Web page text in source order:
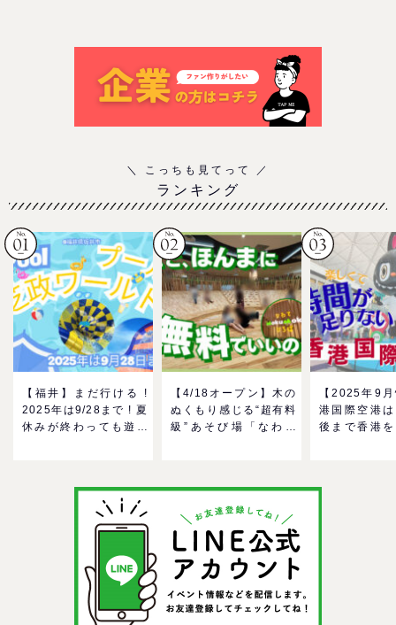
ランキング
【福井】まだ行ける !
2025年は9/28まで ! 夏
休みが終わっても遊べ
【4/18オープン】木の
ぬくもり感じる“超有料
級”あそび場「なわて
＠イオンモール四條畷
【2025年9
港国際空港
後まで香港